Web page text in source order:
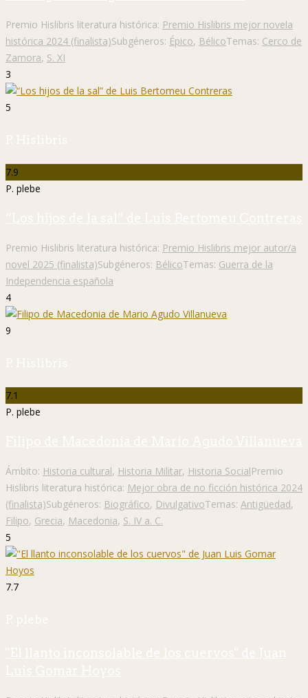
Premio Hislibris literatura histórica: Premio Hislibris mejor novela
histórica 2024 (finalista)Subgéneros: Épico, BélicoTemas: Cerco de
Zamora, S. XI
3
5
P. Hislibris
7.9
P. plebe
“Los hijos de la sal” de Luis Bertomeu Contreras
Premio Hislibris literatura histórica: Premio Hislibris mejor autor/a
novel 2025 (finalista)Subgéneros: BélicoTemas: Guerra de la
Independencia española
4
9
P. Hislibris
7.1
P. plebe
Filipo de Macedonia de Mario Agudo Villanueva
Ámbito: Historia cultural, Historia Militar, Historia SocialPremio
Hislibris literatura histórica: Mejor obra de no ficción histórica 2024
(finalista)Subgéneros: Biográfico, DivulgativoTemas: Antigüedad,
Filipo, Grecia, Macedonia, S. IV a. C.
5
7.7
P. plebe
"El llanto inconsolable de los cuervos" de Juan
Luis Gomar Hoyos